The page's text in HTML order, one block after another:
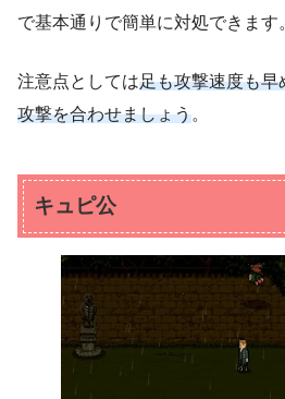
で基本通りで簡単に対処できます
注意点としては足も攻撃速度も早
攻撃を合わせましょう。
キュピ公